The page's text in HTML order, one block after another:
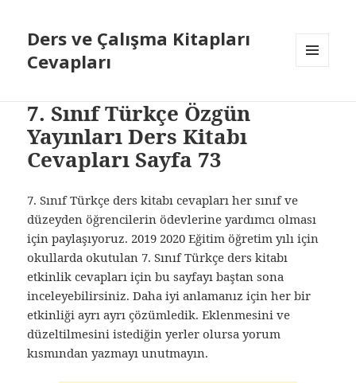
Ders ve Çalışma Kitapları
Cevapları
7. Sınıf Türkçe Özgün
Yayınları Ders Kitabı
Cevapları Sayfa 73
7. Sınıf Türkçe ders kitabı cevapları her sınıf ve
düzeyden öğrencilerin ödevlerine yardımcı olması
için paylaşıyoruz. 2019 2020 Eğitim öğretim yılı için
okullarda okutulan 7. Sınıf Türkçe ders kitabı
etkinlik cevapları için bu sayfayı baştan sona
inceleyebilirsiniz. Daha iyi anlamanız için her bir
etkinliği ayrı ayrı çözümledik. Eklenmesini ve
düzeltilmesini istediğin yerler olursa yorum
kısmından yazmayı unutmayın.